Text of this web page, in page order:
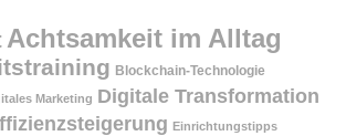
Achtsamkeit im Alltag
Blockchain-Technologie
Marketing Digitale Transformation
Einrichtungstipps